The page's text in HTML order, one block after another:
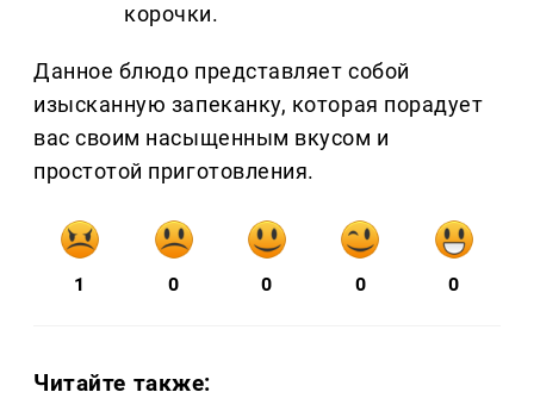
корочки.
Данное блюдо представляет собой
изысканную запеканку, которая порадует
вас своим насыщенным вкусом и
простотой приготовления.
1 0 0 0 0
Читайте также: